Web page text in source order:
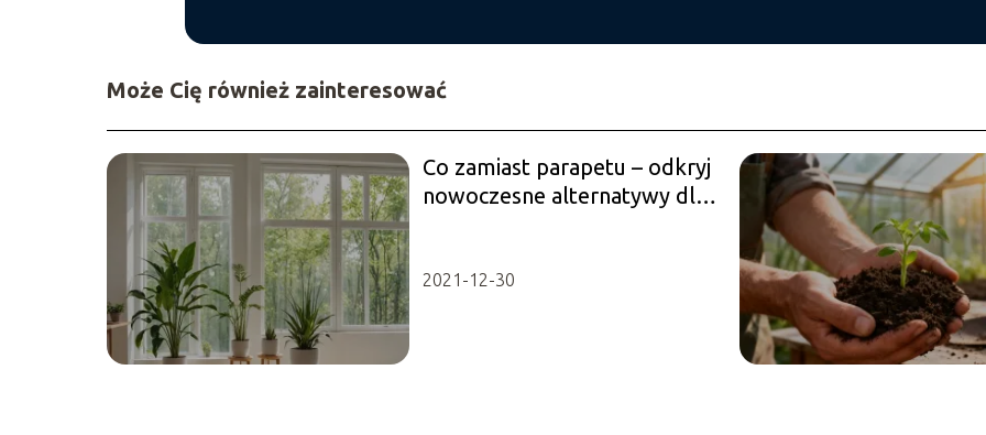
Może Cię również zainteresować
Co zamiast parapetu – odkryj
nowoczesne alternatywy dla
2021-12-30